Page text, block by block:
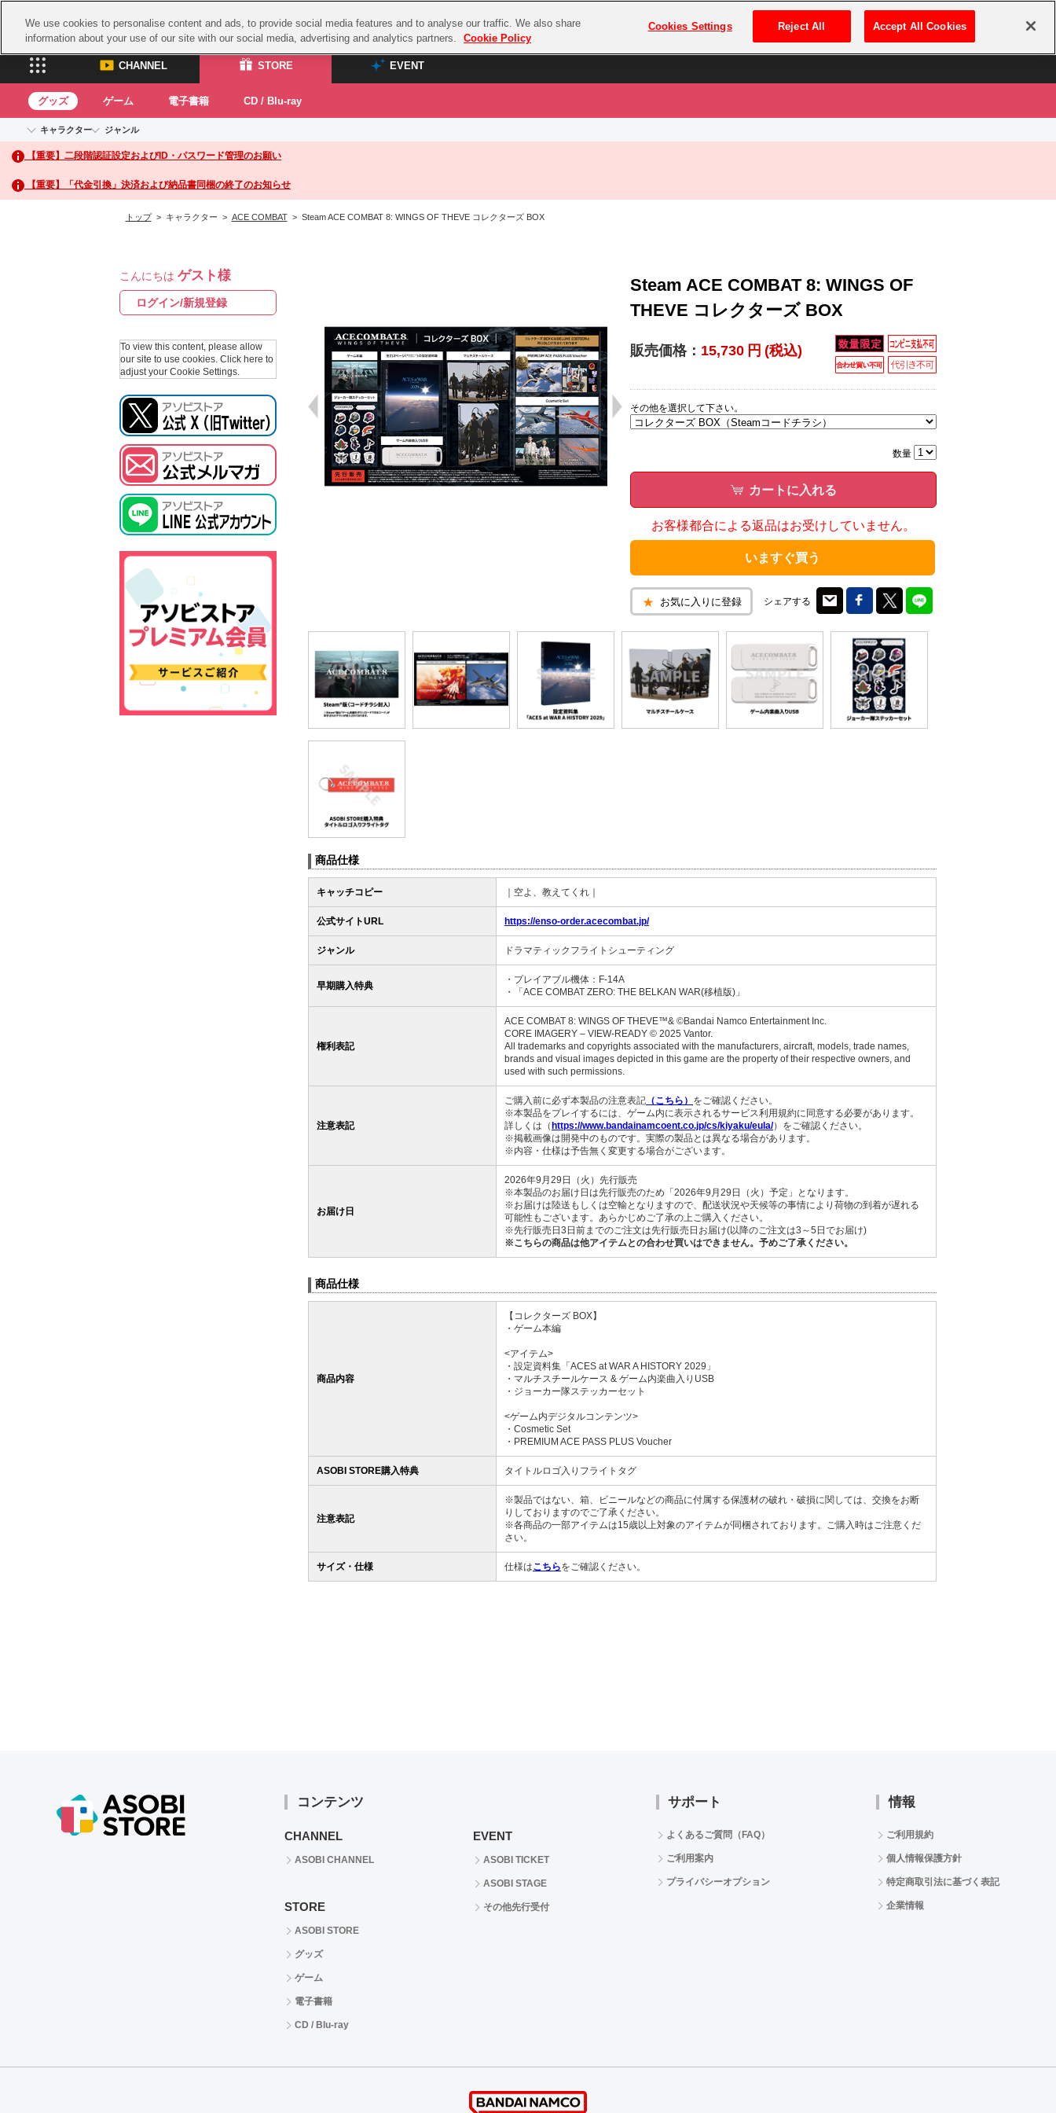
プレミアム会員とは ログイン・新規登録
CHANNEL STORE EVENT
CHANNEL
ASOBI CHANNEL TOP
STORE
ASOBI STORE TOP
グッズ
EVENT
ASOBI STAGE
グッズ ゲーム 電子書籍 CD / Blu-ray
キャラクター
アイドルマスターシリーズ
アイドルマスター
アイドルマスター シンデレラガールズ
アイドルマスター ミリオンライブ！
プロジェクトアイマス ヴイアライヴ
テイルズ オブ シリーズ
ドラゴンボール
ラブライブ！サンシャイン‼
ラブライブ！虹ヶ咲学園スクールアイドル同好会
ジャンル
イベントグッズ
トイ・ホビー
【重要】二段階認証設定およびID・パスワード管理のお願い
【重要】「代金引換」決済および納品書同梱の終了のお知らせ
トップ> キャラクター > ACE COMBAT> Steam ACE COMBAT 8: WINGS OF THEVE コレクターズ BOX
こんにちは ゲスト様
ログイン/新規登録
To view this content, please allow
our site to use cookies. Click here to
adjust your Cookie Settings.
Steam ACE COMBAT 8: WINGS OF
THEVE コレクターズ BOX
販売価格： 15,730 円 (税込)
その他を選択して下さい。
数量
カートに入れる
お客様都合による返品はお受けしていません。
いますぐ買う
お気に入りに登録 シェアする
商品仕様
キャッチコピー ｜空よ、教えてくれ｜
公式サイトURL https://enso-order.acecombat.jp/
ジャンル ドラマティックフライトシューティング
早期購入特典
・プレイアブル機体：F-14A
・「ACE COMBAT ZERO: THE BELKAN WAR(移植版)」
権利表記
ACE COMBAT 8: WINGS OF THEVE™& ©Bandai Namco Entertainment Inc.
CORE IMAGERY – VIEW-READY © 2025 Vantor.
All trademarks and copyrights associated with the manufacturers, aircraft, models, trade names,
brands and visual images depicted in this game are the property of their respective owners, and
used with such permissions.
注意表記
ご購入前に必ず本製品の注意表記 （こちら） をご確認ください。
※本製品をプレイするには、ゲーム内に表示されるサービス利用規約に同意する必要があります。
詳しくは（ https://www.bandainamcoent.co.jp/cs/kiyaku/eula/）をご確認ください。
※掲載画像は開発中のものです。実際の製品とは異なる場合があります。
※内容・仕様は予告無く変更する場合がございます。
お届け日
2026年9月29日（火）先行販売
※本製品のお届け日は先行販売のため「2026年9月29日（火）予定」となります。
※お届けは陸送もしくは空輸となりますので、配送状況や天候等の事情により荷物の到着が遅れる
可能性もございます。あらかじめご了承の上ご購入ください。
※先行販売日3日前までのご注文は先行販売日お届け(以降のご注文は3～5日でお届け)
※こちらの商品は他アイテムとの合わせ買いはできません。予めご了承ください。
商品仕様
商品内容
【コレクターズ BOX】
・ゲーム本編
<アイテム>
・設定資料集「ACES at WAR A HISTORY 2029」
・マルチスチールケース & ゲーム内楽曲入りUSB
・ジョーカー隊ステッカーセット
<ゲーム内デジタルコンテンツ>
・Cosmetic Set
・PREMIUM ACE PASS PLUS Voucher
ASOBI STORE購入特典 タイトルロゴ入りフライトタグ
注意表記
※製品ではない、箱、ビニールなどの商品に付属する保護材の破れ・破損に関しては、交換をお断
りしておりますのでご了承ください。
※各商品の一部アイテムは15歳以上対象のアイテムが同梱されております。ご購入時はご注意くだ
さい。
サイズ・仕様 仕様はこちらをご確認ください。
コンテンツ
CHANNEL
ASOBI CHANNEL
STORE
ASOBI STORE
グッズ
ゲーム
電子書籍
CD / Blu-ray
EVENT
ASOBI TICKET
ASOBI STAGE
その他先行受付
サポート
よくあるご質問（FAQ）
ご利用案内
プライバシーオプション
情報
ご利用規約
個人情報保護方針
特定商取引法に基づく表記
企業情報
We use cookies to personalise content and ads, to provide social media features and to analyse our traffic. We also share
information about your use of our site with our social media, advertising and analytics partners.
Cookie Policy
Cookies Settings Reject All Accept All Cookies